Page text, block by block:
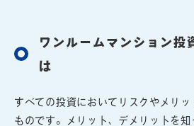
ワンルームマンション投
は
すべての投資においてリスクやメリッ
ものです。メリット、デメリットを